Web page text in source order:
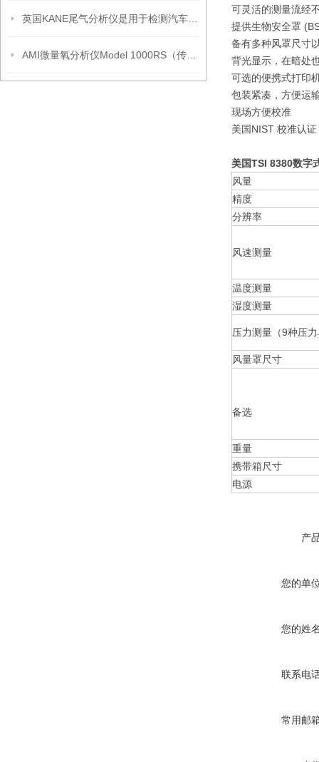
可灵活的测量流经
提供生物安全罩
备有多种风罩尺寸
背光显示，在暗处
可选的便携式打印
包装紧凑，方便运
现场方便校准
美国NIST 校准认证
美国TSI 8380数字
风量
精度
分辨率
风速测量
温度测量
湿度测量
压力测量（9种压
风量罩尺寸
备选
重量
携带箱尺寸
电源
产
您的单
您的姓
联系电
常用邮